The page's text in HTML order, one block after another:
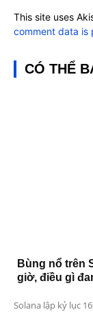
This site uses
comment data is
CÓ THỂ
Bùng nổ trên
giờ, điều gì
Solana lập kỷ lục